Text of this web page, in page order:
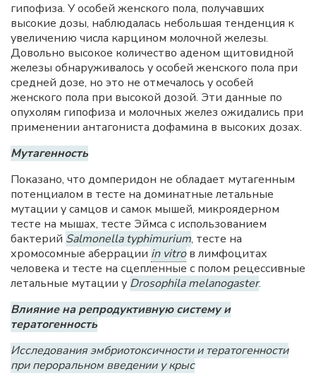
гипофиза. У особей женского пола, получавших
высокие дозы, наблюдалась небольшая тенденция к
увеличению числа карцином молочной железы.
Довольно высокое количество аденом щитовидной
железы обнаруживалось у особей женского пола при
средней дозе, но это не отмечалось у особей
женского пола при высокой дозой. Эти данные по
опухолям гипофиза и молочных желез ожидались при
применении антагониста дофамина в высоких дозах.
Мутагенность
Показано, что домперидон не обладает мутагенным
потенциалом в тесте на доминатные летальные
мутации у самцов и самок мышей, микроядерном
тесте на мышах, тесте Эймса с использованием
бактерий Salmonella typhimurium, тесте на
хромосомные аберрации in vitroв лимфоцитах
человека и тесте на сцепленные с полом рецессивные
летальные мутации у Drosophila melanogaster.
Влияние на репродуктивную систему и
тератогенность
Исследования эмбриотоксичности и тератогенности
при пероральном введении у крыс